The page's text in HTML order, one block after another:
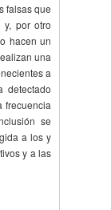
falsas que
por otro
hacen un
una
a
detectado
frecuencia
se
a los y
y a las